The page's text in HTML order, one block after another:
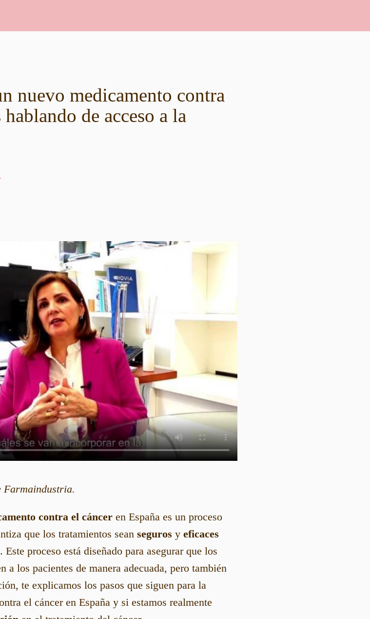
nuevo medicamento contra
de acceso a la
Farmaindustria.
contra el cáncer en España es un proceso
que los tratamientos sean seguros y eficaces
proceso está diseñado para asegurar que los
a los pacientes de manera adecuada, pero también
te explicamos los pasos que siguen para la
el cáncer en España y si estamos realmente